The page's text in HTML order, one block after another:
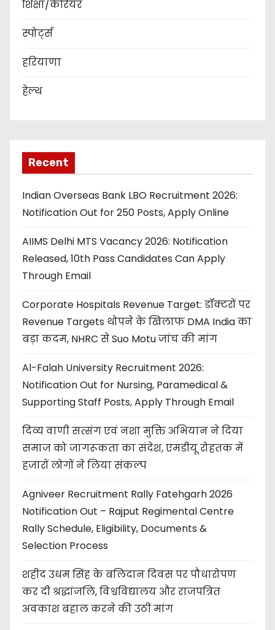
शिक्षा/कैरियर
स्पोर्ट्स
हरियाणा
हेल्थ
Recent
Indian Overseas Bank LBO Recruitment 2026:
Notification Out for 250 Posts, Apply Online
AIIMS Delhi MTS Vacancy 2026: Notification
Released, 10th Pass Candidates Can Apply
Through Email
Corporate Hospitals Revenue Target: डॉक्टरों पर
Revenue Targets थोपने के खिलाफ DMA India का
बड़ा कदम, NHRC से Suo Motu जांच की मांग
Al-Falah University Recruitment 2026:
Notification Out for Nursing, Paramedical &
Supporting Staff Posts, Apply Through Email
दिव्य वाणी सत्संग एवं नशा मुक्ति अभियान ने दिया
समाज को जागरूकता का संदेश, एमडीयू रोहतक में
हजारों लोगों ने लिया संकल्प
Agniveer Recruitment Rally Fatehgarh 2026
Notification Out – Rajput Regimental Centre
Rally Schedule, Eligibility, Documents &
Selection Process
शहीद उधम सिंह के बलिदान दिवस पर पौधारोपण
कर दी श्रद्धांजलि, विश्वविद्यालय और राजपत्रित
अवकाश बहाल करने की उठी मांग